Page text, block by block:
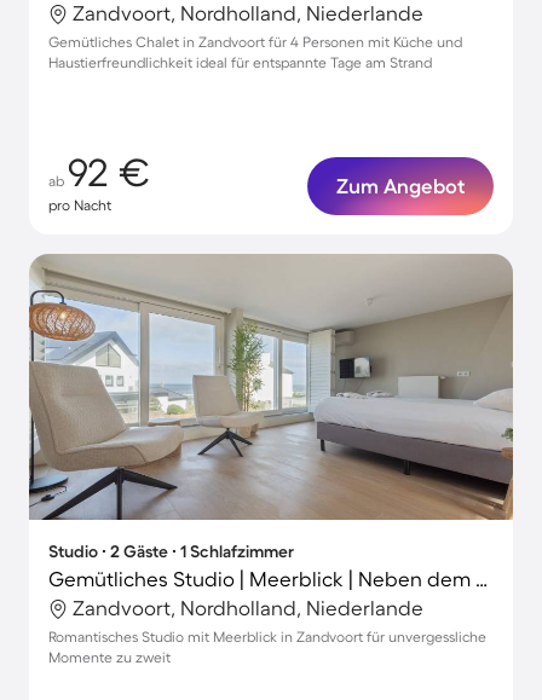
Zandvoort, Nordholland, Niederlande
Gemütliches Chalet in Zandvoort für 4 Personen mit Küche und
Haustierfreundlichkeit ideal für entspannte Tage am Strand
ab 92 €
pro Nacht
Zum Angebot
Studio ∙ 2 Gäste ∙ 1 Schlafzimmer
Gemütliches Studio | Meerblick | Neben dem Strand
Zandvoort, Nordholland, Niederlande
Romantisches Studio mit Meerblick in Zandvoort für unvergessliche
Momente zu zweit